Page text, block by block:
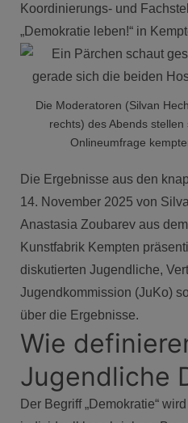
Koordinierungs- und
„Demokratie leben!“ in
Die Moderatoren (Silvan
rechts) des Abends
Onlineumfrage
Die Ergebnisse aus den
14. November 2025 von
Anastasia Zoubarev aus
Kunstfabrik Kempten
diskutierten Jugendliche,
Jugendkommission (JuKo)
über die Ergebnisse.
Wie
Jugendliche
Der Begriff „Demokratie“